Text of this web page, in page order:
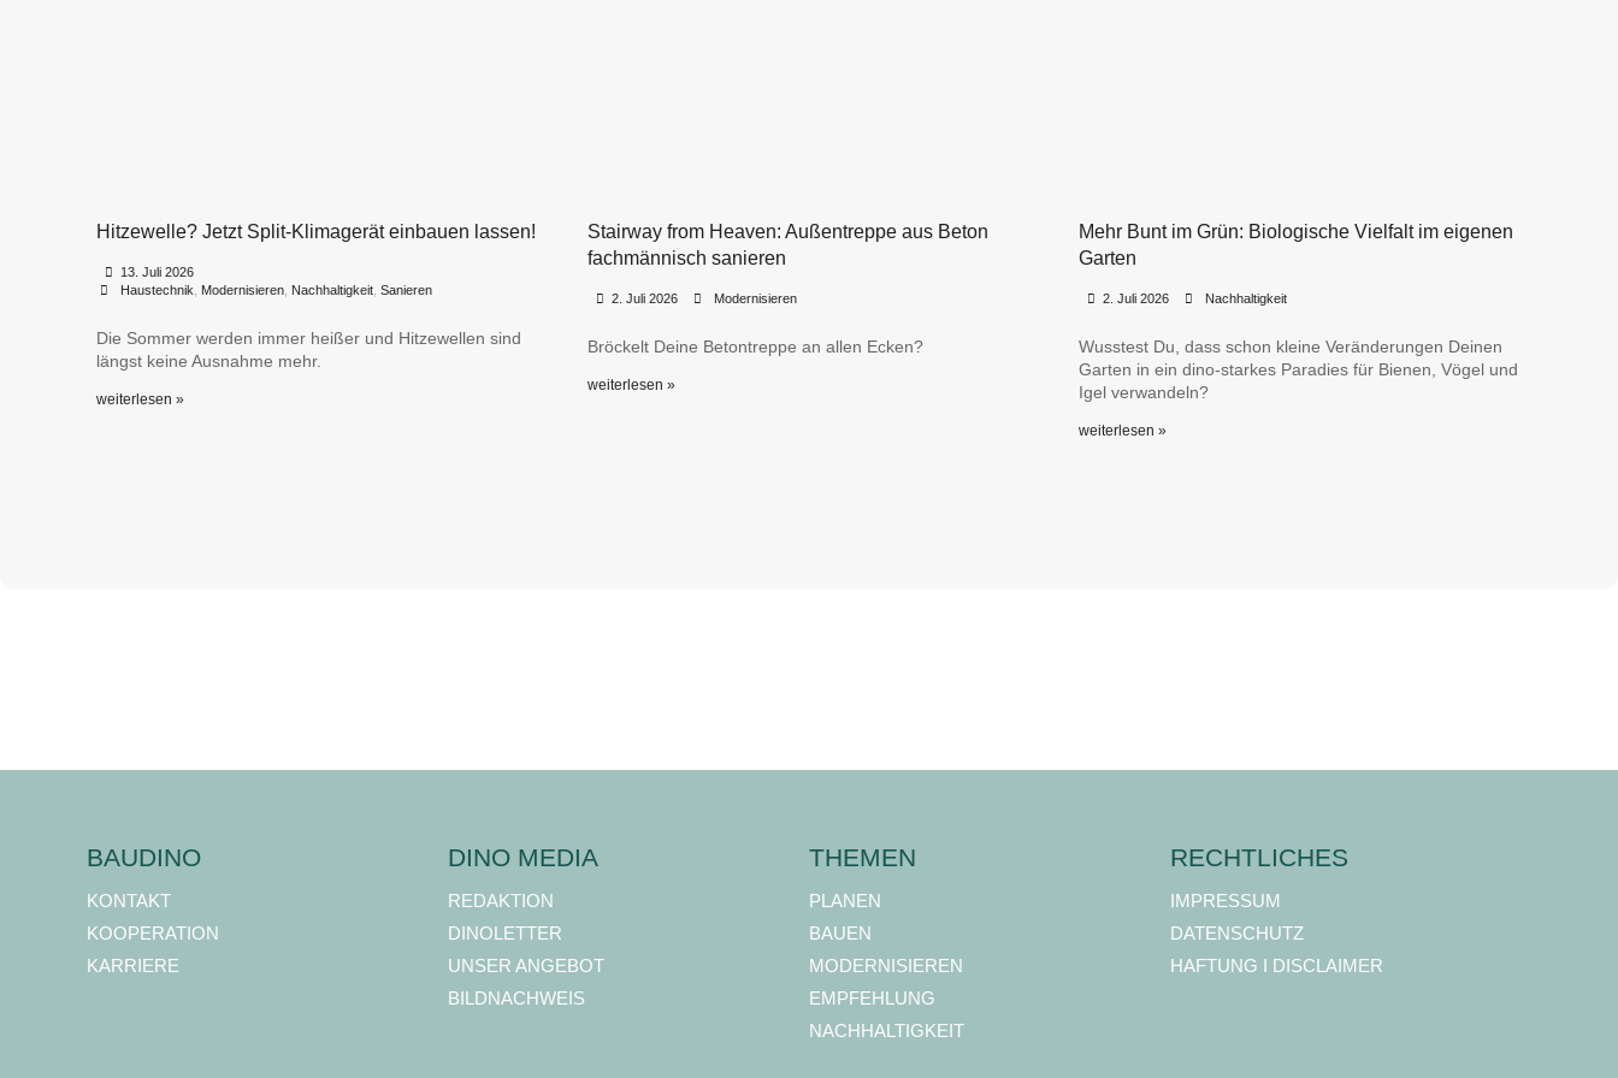
Hitzewelle? Jetzt Split-Klimagerät einbauen lassen!
13. Juli 2026
Haustechnik Modernisieren, Nachhaltigkeit, Sanieren
Die Sommer werden immer heißer und Hitzewellen sind
längst keine Ausnahme mehr.
weiterlesen »
Stairway from Heaven: Außentreppe aus Beton
fachmännisch sanieren
2. Juli 2026 Modernisieren
Bröckelt Deine Betontreppe an allen Ecken?
weiterlesen »
Mehr Bunt im Grün: Biologische Vielfalt im eigenen
Garten
2. Juli 2026 Nachhaltigkeit
Wusstest Du, dass schon kleine Veränderungen Deinen
Garten in ein dino-starkes Paradies für Bienen, Vögel und
Igel verwandeln?
weiterlesen »
BAUDINO
KONTAKT
KOOPERATION
KARRIERE
DINO MEDIA
REDAKTION
DINOLETTER
UNSER ANGEBOT
BILDNACHWEIS
THEMEN
PLANEN
BAUEN
MODERNISIEREN
EMPFEHLUNG
NACHHALTIGKEIT
RECHTLICHES
IMPRESSUM
DATENSCHUTZ
HAFTUNG I DISCLAIMER